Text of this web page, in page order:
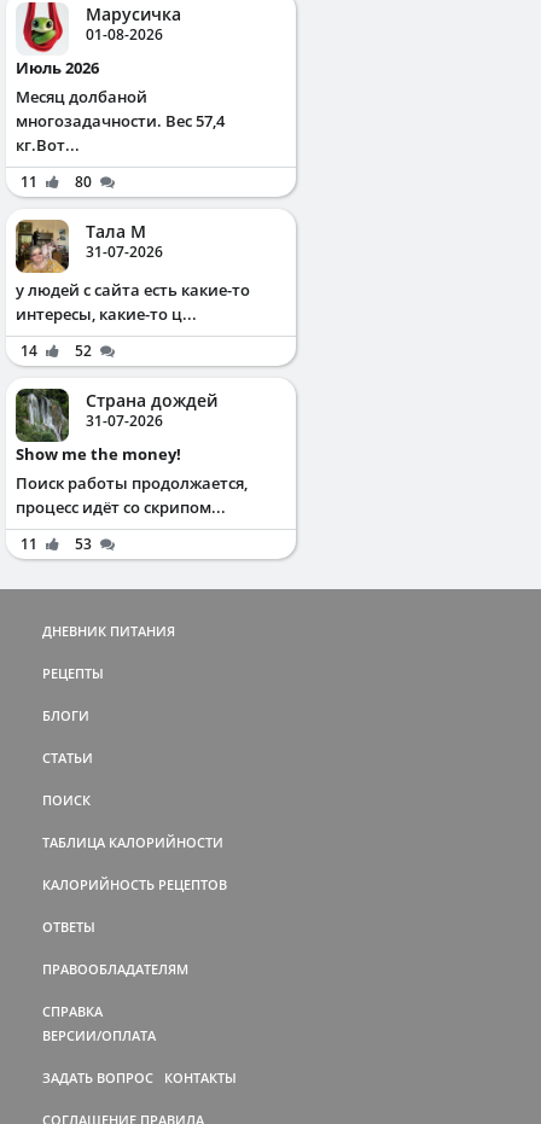
Марусичка
01-08-2026
Июль 2026
Месяц долбаной
многозадачности. Вес 57,4
кг.Вот...
11 80
Тала М
31-07-2026
у людей с сайта есть какие-то
интересы, какие-то ц...
14 52
Страна дождей
31-07-2026
Show me the money!
Поиск работы продолжается,
процесс идёт со скрипом...
11 53
ДНЕВНИК ПИТАНИЯ
РЕЦЕПТЫ
БЛОГИ
СТАТЬИ
ПОИСК
ТАБЛИЦА КАЛОРИЙНОСТИ
КАЛОРИЙНОСТЬ РЕЦЕПТОВ
ОТВЕТЫ
ПРАВООБЛАДАТЕЛЯМ
СПРАВКА
ВЕРСИИ/ОПЛАТА
ЗАДАТЬ ВОПРОС КОНТАКТЫ
СОГЛАШЕНИЕ ПРАВИЛА